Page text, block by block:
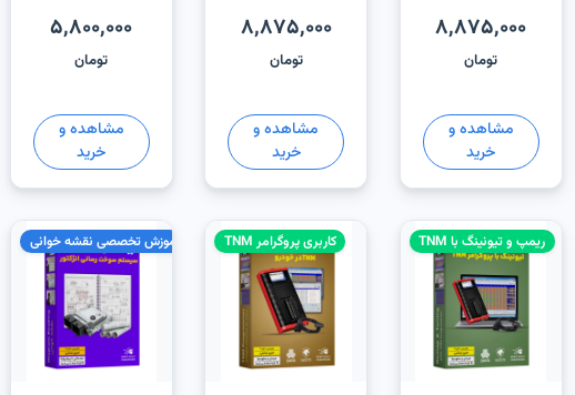
8,875,000
تومان
مشاهده و
خرید
8,875,000
تومان
مشاهده و
خرید
5,800,000
تومان
مشاهده و
خرید
ریمپ و تیونینگ با TNM کاربری پروگرامر TNM آموزش تخصصی نقشه خوانی